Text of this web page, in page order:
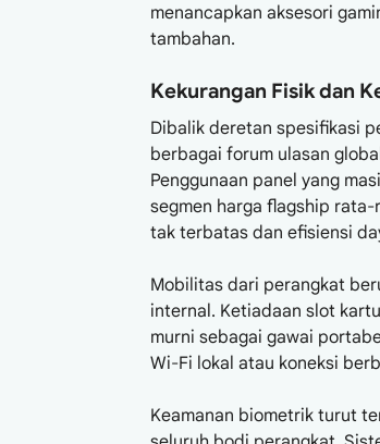
menancapkan aksesori
tambahan.
Kekurangan Fisik dan
Dibalik deretan spesifikasi
berbagai forum ulasan
Penggunaan panel yang
segmen harga flagship
tak terbatas dan efisiensi
Mobilitas dari perangkat
internal. Ketiadaan slot
murni sebagai gawai
Wi-Fi lokal atau koneksi
Keamanan biometrik turut